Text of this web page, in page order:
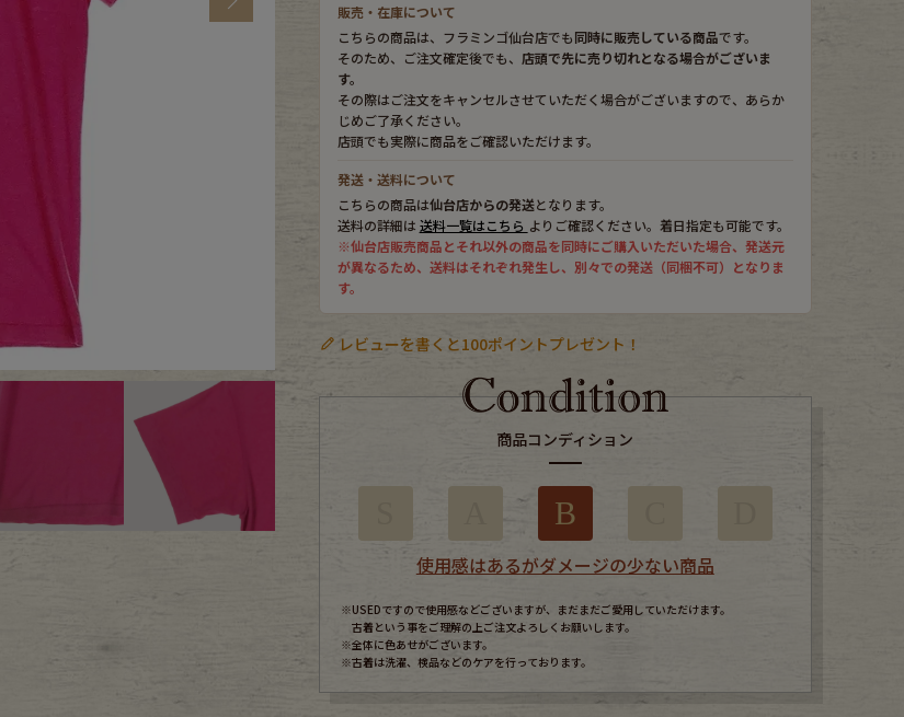
販売・在庫について
こちらの商品は、フラミンゴ仙台店でも同時に販売している商品です。
そのため、ご注文確定後でも、 店頭で先に売り切れとなる場合がございま
す。
その際はご注文をキャンセルさせていただく場合がございますので、あらか
じめご了承ください。
店頭でも実際に商品をご確認いただけます。
発送・送料について
こちらの商品は仙台店からの発送となります。
送料の詳細は 送料一覧はこちら よりご確認ください。着日指定も可能です。
※仙台店販売商品とそれ以外の商品を同時にご購入いただいた場合、発送元
が異なるため、送料はそれぞれ発生し、別々での発送（同梱不可）となりま
す。
レビューを書くと100ポイントプレゼント！
商品コンディション
B
使用感はあるがダメージの少ない商品
※USEDですので使用感などございますが、まだまだご愛用していただけます。
古着という事をご理解の上ご注文よろしくお願いします。
※全体に色あせがございます。
※古着は洗濯、検品などのケアを行っております。